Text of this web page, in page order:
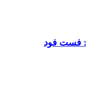
: فست فود